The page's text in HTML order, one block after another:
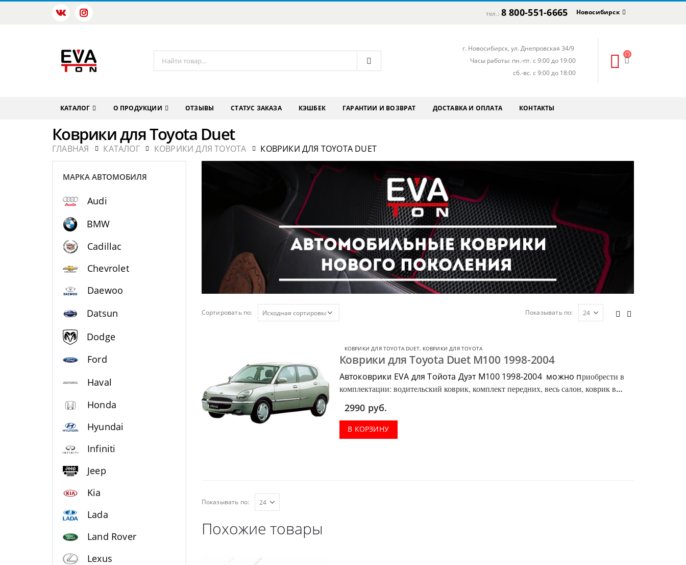
тел.: 8 800-551-6665 Новосибирск
г. Новосибирск, ул. Днепровская 34/9
Часы работы: пн.-пт. с 9:00 до 19:00
сб.-вс. с 9:00 до 18:00
КАТАЛОГ О ПРОДУКЦИИ ОТЗЫВЫ СТАТУС ЗАКАЗА КЭШБЕК ГАРАНТИИ И ВОЗВРАТ ДОСТАВКА И ОПЛАТА КОНТАКТЫ
Коврики для Toyota Duet
ГЛАВНАЯ КАТАЛОГ КОВРИКИ ДЛЯ TOYOTA КОВРИКИ ДЛЯ TOYOTA DUET
Сортировать по: Показывать по:
КОВРИКИ ДЛЯ TOYOTA DUET, КОВРИКИ ДЛЯ TOYOTA
Коврики для Toyota Duet M100 1998-2004
Автоковрики EVA для Тойота Дуэт М100 1998-2004 можно приобрести в
комплектации: водительский коврик, комплект передних, весь салон, коврик в
2990 руб.
В КОРЗИНУ
Показывать по:
Похожие товары
МАРКА АВТОМОБИЛЯ
Audi
BMW
Cadillac
Chevrolet
Daewoo
Datsun
Dodge
Ford
Haval
Honda
Hyundai
Infiniti
Jeep
Kia
Lada
Land Rover
Lexus